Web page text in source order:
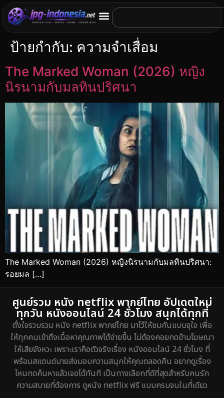
ป้ายกำกับ: ความจำเสื่อม
The Marked Woman (2026) หญิง
นิรนามกับมลทินปริศนา
The Marked Woman (2026) หญิงนิรนามกับมลทินปริศนา:
รอยมล […]
ศูนย์รวม หนัง netflix พากย์ไทย อัปเดตใหม่
ทุกวัน หนังออนไลน์ 24 ชั่วโมง สนุกได้ทุกที่
ตั้งใจรวบรวม หนัง netflix พากย์ไทย มาไว้ให้ชมกันแบบจุใจ เพื่อ
ให้ทุกคนเข้าถึงเนื้อหาคุณภาพได้ง่ายขึ้น ไม่ต้องคอยกดข้ามโฆษณา
ให้เสียจังหวะ เพราะเราคือตัวจริงเรื่อง หนังออนไลน์ 24 ชั่วโมง ที่
พร้อมสแตนด์บายส่งมอบความสนุกให้คุณตลอดคืน อยากดูเรื่อง
ไหนกดค้นหาแล้วเจอได้ทันที เป็นทางเลือกที่ดีที่สุดสำหรับคนรัก
ความสบายที่ต้องการ ดูหนัง netflix ฟรี แบบครบจบในที่เดียว